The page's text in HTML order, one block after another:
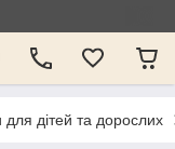
дітей та дорослих